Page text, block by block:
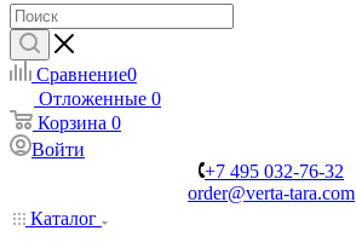
Сравнение0
Отложенные 0
Корзина 0
Войти
+7 495 032-76-32
order@verta-tara.com
Каталог